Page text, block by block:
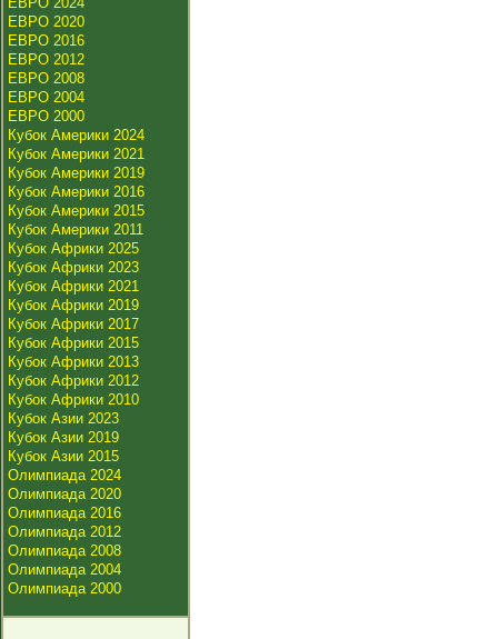
ЕВРО 2020
ЕВРО 2016
ЕВРО 2012
ЕВРО 2008
ЕВРО 2004
ЕВРО 2000
Кубок Америки 2024
Кубок Америки 2021
Кубок Америки 2019
Кубок Америки 2016
Кубок Америки 2015
Кубок Америки 2011
Кубок Африки 2025
Кубок Африки 2023
Кубок Африки 2021
Кубок Африки 2019
Кубок Африки 2017
Кубок Африки 2015
Кубок Африки 2013
Кубок Африки 2012
Кубок Африки 2010
Кубок Азии 2023
Кубок Азии 2019
Кубок Азии 2015
Олимпиада 2024
Олимпиада 2020
Олимпиада 2016
Олимпиада 2012
Олимпиада 2008
Олимпиада 2004
Олимпиада 2000